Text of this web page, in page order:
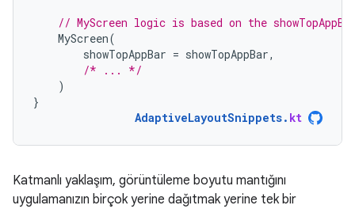
// MyScreen logic is based on the
MyScreen(
showTopAppBar = showTopAppBar,
/* ... */
)
}
AdaptiveLayoutSnippets. kt
Katmanlı yaklaşım, görüntüleme boyutu mantığını
uygulamanızın birçok yerine dağıtmak yerine tek bir